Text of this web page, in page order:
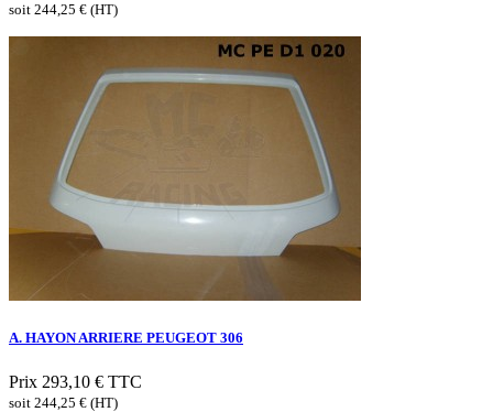
soit 244,25 € (HT)
A. HAYON ARRIERE PEUGEOT 306
Prix 293,10 € TTC
soit 244,25 € (HT)